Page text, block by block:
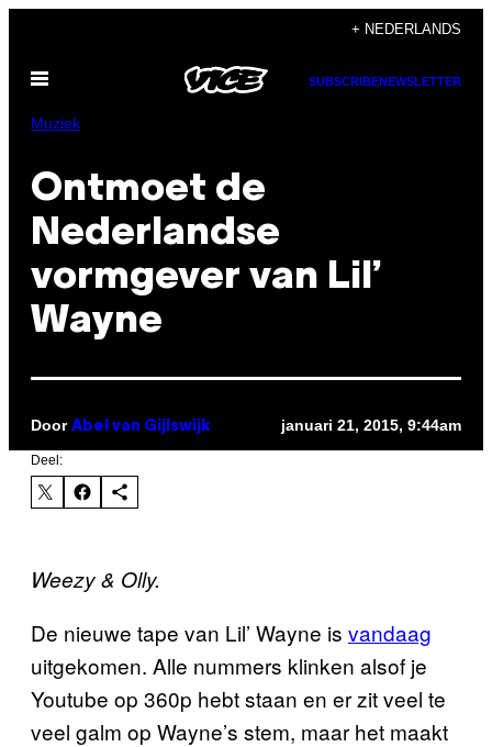
de
inhoud
+ NEDERLANDS
Open
SUBSCRIBENEWSLETTER
Muziek
Ontmoet de
Nederlandse
vormgever van Lil’
Wayne
Door Abel van Gijlswijk januari 21, 2015, 9:44am
Deel:
Weezy & Olly.
De nieuwe tape van Lil’ Wayne is vandaag
uitgekomen. Alle nummers klinken alsof je
Youtube op 360p hebt staan en er zit veel te
veel galm op Wayne’s stem, maar het maakt